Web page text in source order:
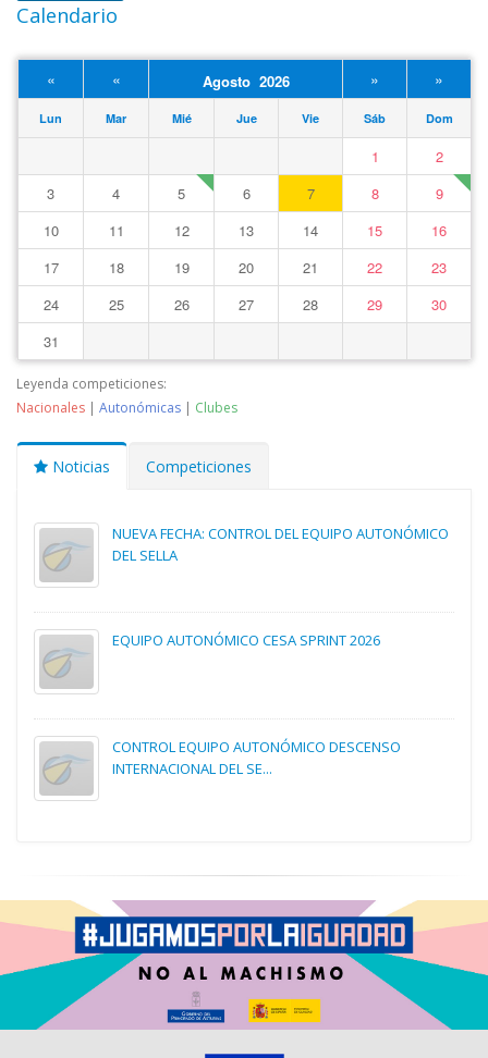
Calendario
« « Agosto 2026 » »
Lun Mar Mié Jue Vie Sáb Dom
1
2
3
4 5 6 7 8
9
10
11 12 13 14 15
16
17
18 19 20 21 22
23
24
25 26 27 28 29
30
31
Leyenda competiciones:
Nacionales | Autonómicas | Clubes
Noticias Competiciones
NUEVA FECHA: CONTROL DEL EQUIPO AUTONÓMICO
DEL SELLA
EQUIPO AUTONÓMICO CESA SPRINT 2026
CONTROL EQUIPO AUTONÓMICO DESCENSO
INTERNACIONAL DEL SE...